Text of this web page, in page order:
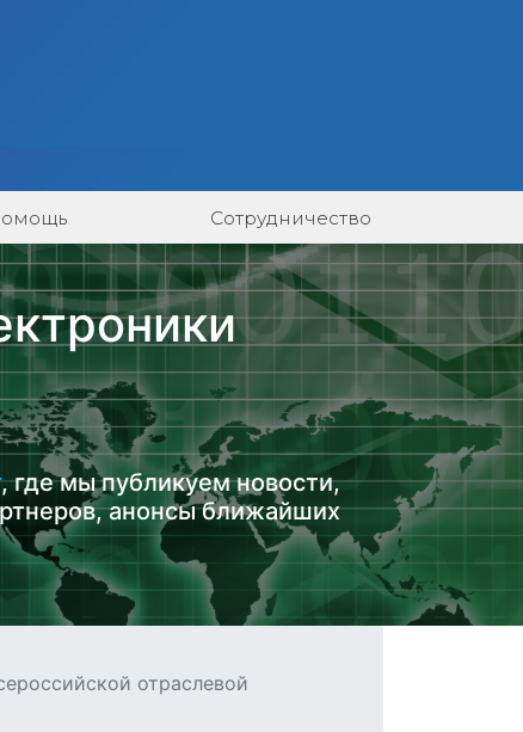
Сотрудничество
, где мы публикуем новости,
анонсы ближайших
отраслевой